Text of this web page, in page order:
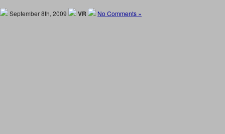
September 8th, 2009 VR No Comments »